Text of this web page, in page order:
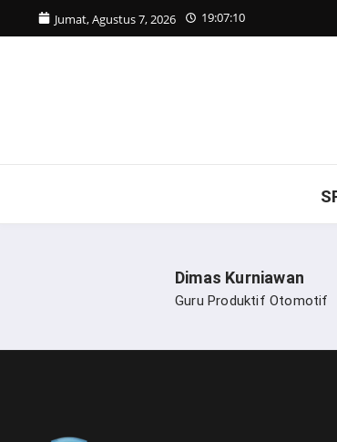
Lewati ke konten
Jumat, Agustus 7, 2026 19:07:10
Dimas Kurniawan
Guru Produktif Otomotif